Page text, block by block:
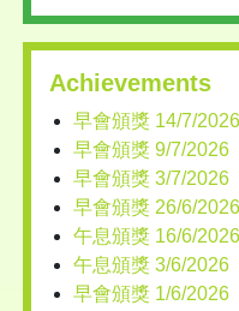
Achievements
早會頒獎 14/7/2026
早會頒獎 9/7/2026
早會頒獎 3/7/2026
早會頒獎 26/6/2026
午息頒獎 16/6/2026
午息頒獎 3/6/2026
早會頒獎 1/6/2026